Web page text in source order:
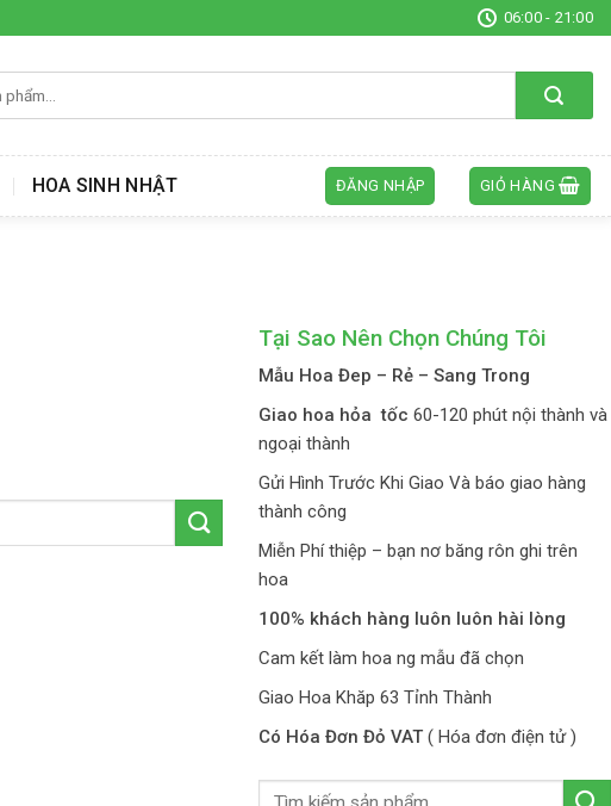
06:00 - 21:00
HOA SINH NHẬT ĐĂNG NHẬP GIỎ HÀNG
Tại Sao Nên Chọn Chúng Tôi
Mẫu Hoa Đep – Rẻ – Sang Trong
Giao hoa hỏa tốc 60-120 phút nội thành và
ngoại thành
Gửi Hình Trước Khi Giao Và báo giao hàng
thành công
Miễn Phí thiệp – bạn nơ băng rôn ghi trên
hoa
100% khách hàng luôn luôn hài lòng
Cam kết làm hoa ng mẫu đã chọn
Giao Hoa Khăp 63 Tỉnh Thành
Có Hóa Đơn Đỏ VAT ( Hóa đơn điện tử )